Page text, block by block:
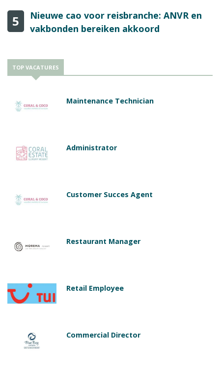
5
Nieuwe cao voor reisbranche: ANVR en
vakbonden bereiken akkoord
TOP VACATURES
Maintenance Technician
Administrator
Customer Succes Agent
Restaurant Manager
Retail Employee
Commercial Director